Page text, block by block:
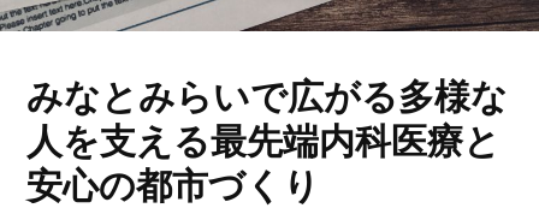
みなとみらいで広がる多様な
人を支える最先端内科医療と
安心の都市づくり